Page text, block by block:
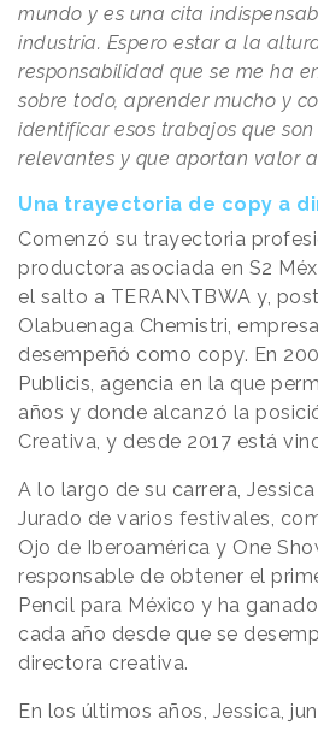
mundo y es una cita
industria. Espero estar a la
responsabilidad que se me ha
sobre todo, aprender mucho y
identificar esos trabajos que
relevantes y que aportan valor
Una trayectoria de copy a
Comenzó su trayectoria
productora asociada en S2
el salto a TERAN\​TBWA y,
Olabuenaga Chemistri,
desempeñó como copy. En
Publicis, agencia en la que
años y donde alcanzó la
Creativa, y desde 2017 está
A lo largo de su carrera,
Jurado de varios festivales,
Ojo de Iberoamérica y One
responsable de obtener el
Pencil para México y ha
cada año desde que se
directora creativa.
En los últimos años, Jessica,